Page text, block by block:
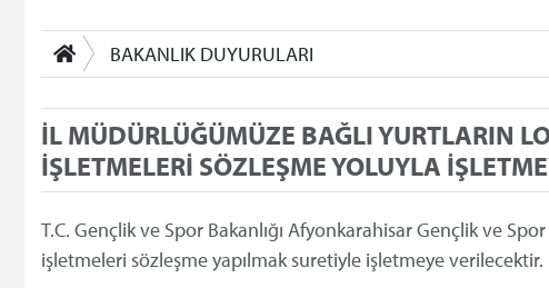
BAKANLIK DUYURULARI
İL MÜDÜRLÜĞÜMÜZE BAĞLI YURTLARIN
İŞLETMELERİ SÖZLEŞME YOLUYLA
T.C. Gençlik ve Spor Bakanlığı Afyonkarahisar Gençlik ve
işletmeleri sözleşme yapılmak suretiyle işletmeye verilecektir.
Genç Bilgi Sistemi Spor